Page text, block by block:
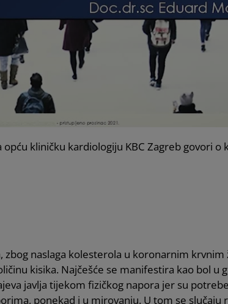
opću kliničku kardiologiju KBC Zagreb govori
naslaga kolesterola u koronarnim
kisika. Najčešće se manifestira kao bol u
javlja tijekom fizičkog napora jer su
ponekad i u mirovanju. U tom se slučaju